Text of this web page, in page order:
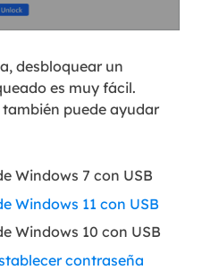
desbloquear un
es muy fácil.
puede ayudar
Windows 7 con USB
Windows 11 con USB
Windows 10 con USB
contraseña